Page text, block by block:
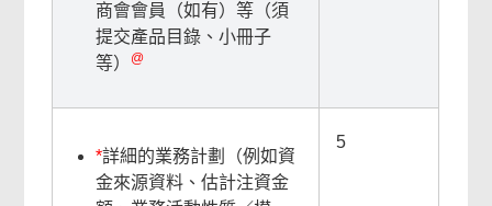
商會會員（如有）等（須
提交產品目錄、小冊子
等）
@
*詳細的業務計劃（例如資
金來源資料、估計注資金
5